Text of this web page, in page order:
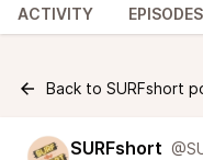
ACTIVITY EPISODES
Back to SURFshort
SURFshort